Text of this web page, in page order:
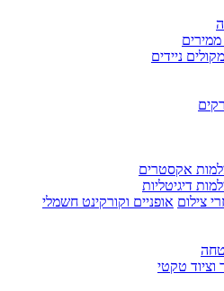
ניידים
אקסטרים
דיגיטליות
צילום אופניים וקורקינט חשמלי
טקטי